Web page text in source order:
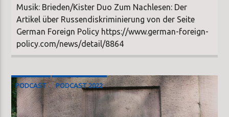
Musik: Brieden/Kister Duo Zum Nachlesen: Der
Artikel über Russendiskriminierung von der Seite
German Foreign Policy https://www.german-foreign-
policy.com/news/detail/8864
PODCAST PODCAST 2022